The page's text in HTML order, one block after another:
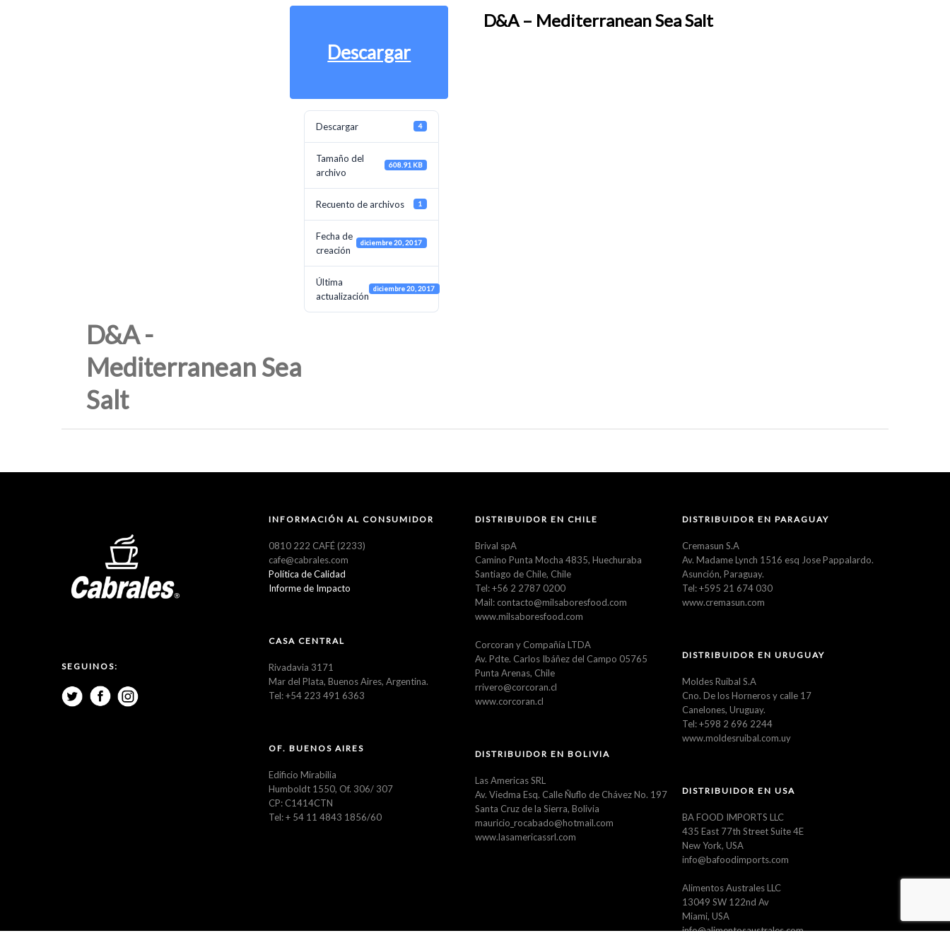
ENDULZANTES
D&A – Mediterranean Sea Salt
Descargar
Descargar 4
Tamaño del
archivo
608.91 KB
Recuento de archivos 1
Fecha de
creación
diciembre 20, 2017
Última
actualización
diciembre 20, 2017
D&A -
Mediterranean Sea
Salt
SEGUINOS:
INFORMACIÓN AL CONSUMIDOR
0810 222 CAFÉ (2233)
cafe@cabrales.com
Política de Calidad
Informe de Impacto
CASA CENTRAL
Rivadavia 3171
Mar del Plata, Buenos Aires, Argentina.
Tel: +54 223 491 6363
OF. BUENOS AIRES
Edificio Mirabilia
Humboldt 1550, Of. 306/ 307
CP: C1414CTN
Tel: + 54 11 4843 1856/60
DISTRIBUIDOR EN CHILE
Brival spA
Camino Punta Mocha 4835, Huechuraba
Santiago de Chile, Chile
Tel: +56 2 2787 0200
Mail: contacto@milsaboresfood.com
www.milsaboresfood.com
Corcoran y Compañía LTDA
Av. Pdte. Carlos Ibáñez del Campo 05765
Punta Arenas, Chile
rrivero@corcoran.cl
www.corcoran.cl
DISTRIBUIDOR EN BOLIVIA
Las Americas SRL
Av. Viedma Esq. Calle Ñuflo de Chávez No. 197
Santa Cruz de la Sierra, Bolivia
mauricio_rocabado@hotmail.com
www.lasamericassrl.com
DISTRIBUIDOR EN PARAGUAY
Cremasun S.A
Av. Madame Lynch 1516 esq Jose Pappalardo.
Asunción, Paraguay.
Tel: +595 21 674 030
www.cremasun.com
DISTRIBUIDOR EN URUGUAY
Moldes Ruibal S.A
Cno. De los Horneros y calle 17
Canelones, Uruguay.
Tel: +598 2 696 2244
www.moldesruibal.com.uy
DISTRIBUIDOR EN USA
BA FOOD IMPORTS LLC
435 East 77th Street Suite 4E
New York, USA
info@bafoodimports.com
Alimentos Australes LLC
13049 SW 122nd Av
Miami, USA
info@alimentosaustrales.com